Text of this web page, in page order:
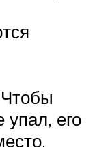
упал, его